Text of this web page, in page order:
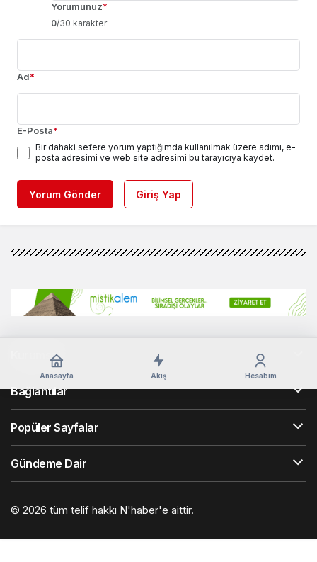
Yorumunuz*
0/30 karakter
Ad*
E-Posta*
Bir dahaki sefere yorum yaptığımda kullanılmak üzere adımı, e-
posta adresimi ve web site adresimi bu tarayıcıya kaydet.
Yorum Gönder Giriş Yap
Anasayfa Akış Hesabım
Kurumsal
Bağlantılar
Popüler Sayfalar
Gündeme Dair
© 2026 tüm telif hakkı N'haber'e aittir.